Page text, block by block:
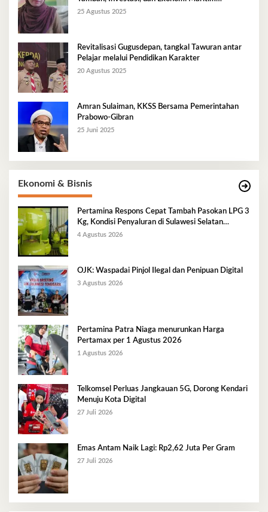
Berkelanjutan
25 Agustus 2025
Revitalisasi Gugusdepan, tangkal Tawuran antar
Pelajar melalui Pendidikan Karakter
20 Agustus 2025
Amran Sulaiman, KKSS Bersama Pemerintahan
Prabowo-Gibran
25 Juni 2025
Ekonomi & Bisnis
Pertamina Respons Cepat Tambah Pasokan LPG 3
Kg, Kondisi Penyaluran di Sulawesi Selatan
Berlangsung Kondusif
4 Agustus 2026
OJK: Waspadai Pinjol Ilegal dan Penipuan Digital
3 Agustus 2026
Pertamina Patra Niaga menurunkan Harga
Pertamax per 1 Agustus 2026
1 Agustus 2026
Telkomsel Perluas Jangkauan 5G, Dorong Kendari
Menuju Kota Digital
27 Juli 2026
Emas Antam Naik Lagi: Rp2,62 Juta Per Gram
27 Juli 2026